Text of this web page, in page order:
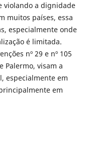
violando a dignidade
muitos países, essa
especialmente onde
é limitada.
nº 29 e nº 105
Palermo, visam a
especialmente em
em